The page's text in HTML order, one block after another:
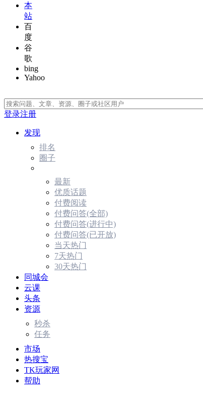
本
站
百
度
谷
歌
bing
Yahoo
登录注册
发现
排名
圈子
最新
优质话题
付费阅读
付费问答(全部)
付费问答(进行中)
付费问答(已开放)
当天热门
7天热门
30天热门
同城会
云课
头条
资源
秒杀
任务
市场
热搜宝
TK玩家网
帮助